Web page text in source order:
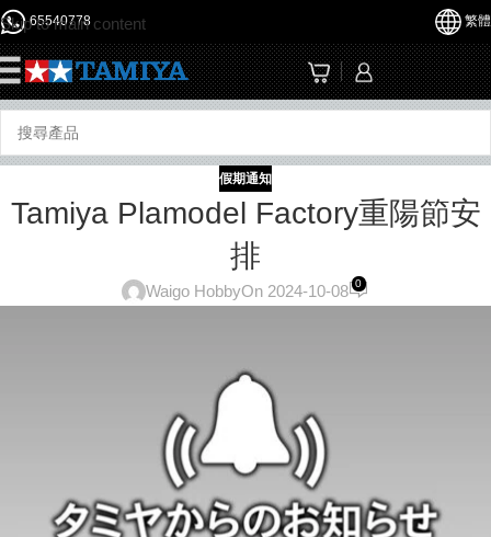
Skip to main content
65540778 繁體
假期通知
Tamiya Plamodel Factory重陽節安
排
Waigo HobbyOn 2024-10-08 0